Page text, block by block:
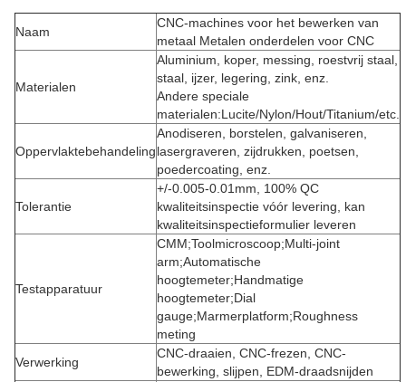
Naam
CNC-machines voor het bewerken van
metaal Metalen onderdelen voor CNC
Materialen
Aluminium, koper, messing, roestvrij staal,
staal, ijzer, legering, zink, enz.
Andere speciale
materialen:Lucite/Nylon/Hout/Titanium/etc.
Oppervlaktebehandeling
Anodiseren, borstelen, galvaniseren,
lasergraveren, zijdrukken, poetsen,
poedercoating, enz.
Tolerantie
+/-0.005-0.01mm, 100% QC
kwaliteitsinspectie vóór levering, kan
kwaliteitsinspectieformulier leveren
Testapparatuur
CMM;Toolmicroscoop;Multi-joint
arm;Automatische
hoogtemeter;Handmatige
hoogtemeter;Dial
gauge;Marmerplatform;Roughness
meting
Verwerking
CNC-draaien, CNC-frezen, CNC-
bewerking, slijpen, EDM-draadsnijden